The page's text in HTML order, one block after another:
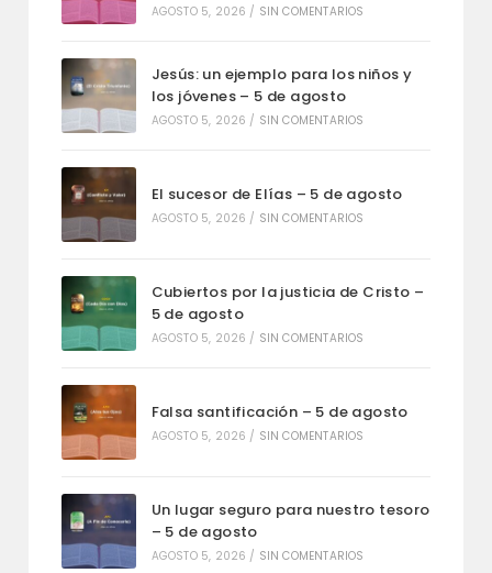
AGOSTO 5, 2026 / SIN COMENTARIOS
Jesús: un ejemplo para los niños y
los jóvenes – 5 de agosto
AGOSTO 5, 2026 / SIN COMENTARIOS
El sucesor de Elías – 5 de agosto
AGOSTO 5, 2026 / SIN COMENTARIOS
Cubiertos por la justicia de Cristo –
5 de agosto
AGOSTO 5, 2026 / SIN COMENTARIOS
Falsa santificación – 5 de agosto
AGOSTO 5, 2026 / SIN COMENTARIOS
Un lugar seguro para nuestro tesoro
– 5 de agosto
AGOSTO 5, 2026 / SIN COMENTARIOS